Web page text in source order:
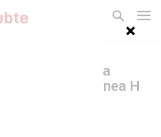
la obra de la
Francia de la línea H